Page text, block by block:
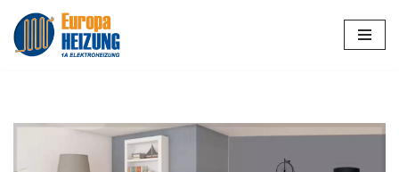
Zum